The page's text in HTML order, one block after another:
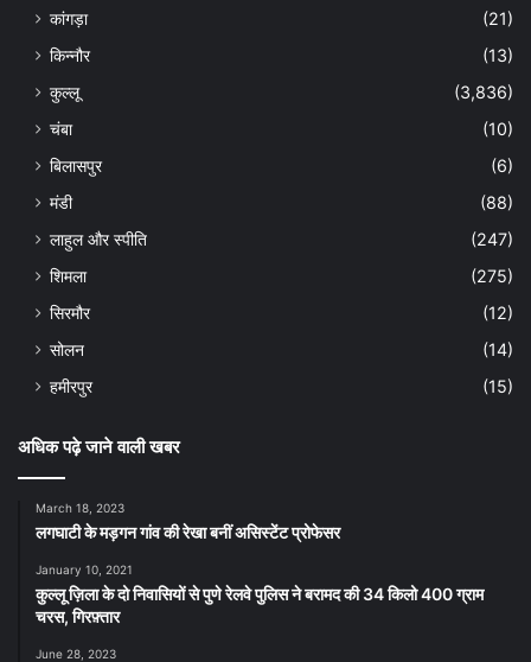
कांगड़ा
(21)
किन्नौर
(13)
कुल्लू
(3,836)
चंबा
(10)
बिलासपुर
(6)
मंडी
(88)
लाहुल और स्पीति
(247)
शिमला
(275)
सिरमौर
(12)
सोलन
(14)
हमीरपुर
(15)
अधिक पढ़े जाने वाली खबर
March 18, 2023
लगघाटी के मड़गन गांव की रेखा बनीं असिस्टेंट प्रोफेसर
January 10, 2021
कुल्लू ज़िला के दो निवासियों से पुणे रेलवे पुलिस ने बरामद की 34 किलो 400 ग्राम
चरस, गिरफ़्तार
June 28, 2023